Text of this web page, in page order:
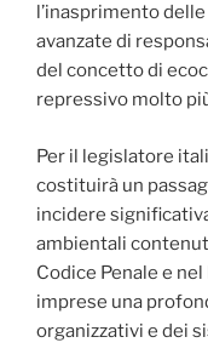
l’inasprimento
avanzate di
del concetto di
repressivo molto
Per il legislatore
costituirà un
incidere
ambientali
Codice Penale e
imprese una
organizzativi e dei